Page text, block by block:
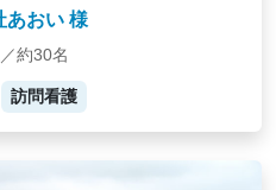
あおい 様
約30名
訪問看護